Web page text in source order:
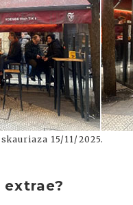
15/11/2025.
extrae?